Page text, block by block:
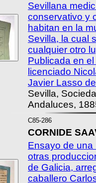
Sevillana
conservativo y
habitan en la
Sevilla, la cual
cualquier otro
Publicada en
licenciado
Javier Lasso
Sevilla,
Andaluces,
C85-286
CORNIDE
Ensayo de una
otras
de Galicia,
caballero